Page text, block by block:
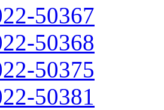
50367
50368
50375
50381